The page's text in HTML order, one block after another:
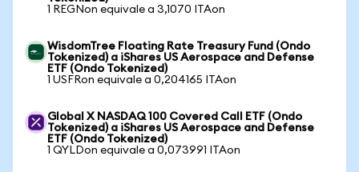
1 REGNon equivale a 3,1070 ITAon
WisdomTree Floating Rate Treasury Fund (Ondo
Tokenized) a iShares US Aerospace and Defense
ETF (Ondo Tokenized)
1 USFRon equivale a 0,204165 ITAon
Global X NASDAQ 100 Covered Call ETF (Ondo
Tokenized) a iShares US Aerospace and Defense
ETF (Ondo Tokenized)
1 QYLDon equivale a 0,073991 ITAon